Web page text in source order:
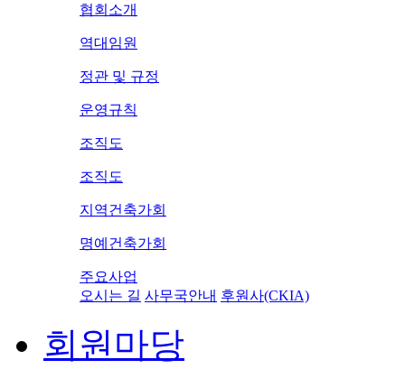
협회소개
역대임원
정관 및 규정
운영규칙
조직도
조직도
지역건축가회
명예건축가회
주요사업
오시는 길 사무국안내 후원사(CKIA)
회원마당